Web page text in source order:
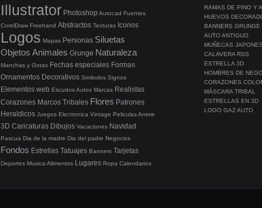
RAMAS DE PINO Y
HUEVOS
BANNERS GRUNGE
AUTO ANTIGUO
MUÑECAS
CALAVERA RSS
ESTRELLA 3D
HOMBRES DE
CORAZONES
MÁSCARA TRIBAL
ESTRELLAS EN 3D
LOGO GAZ AUTO
Illustrator Photoshop Autocad Fuentes
CorelDraw Freehand Abstractos Texturas Iconos
Logos Mapas Personas Siluetas
Objetos Animales Grunge Naturaleza
Manchas y Gotas Fechas especiales Formas
Ornamentos Decorativos Simbolos Signos
Elementos web EscudosAutos Marcas Realistas
Corazones Marcos Tribales Flores Patrones
Heraldicos Juegos Electronica Vintage PeliculasAnime
3D Caricaturas Dibujos Vacaciones Navidad
Pascua Dia de la madre Dia del padre Negocios
Fondos Estrellas Tatuajes Banners Tarjetas
Deportes Musica Alimentos Lugares Ropa Calendarios